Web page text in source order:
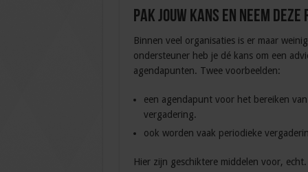
Pak jouw kans en neem
Binnen veel organisaties is er maar
ondersteuner heb je dé kans om een
agendapunten. Twee voorbeelden:
een agendapunt voor het bereiken
vergadering.
ook worden vaak periodieke
Hier zijn geschiktere middelen voor, echt.